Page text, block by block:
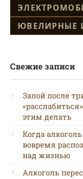
ЮВЕЛИРНЫЕ
Свежие записи
Запой после
этим делать
Когда
вовремя
над жизнью
Алкоголь